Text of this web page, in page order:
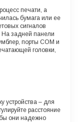
печати, а
бумага или ее
сигналов
На задней панели
порты СОМ и
головки,
устройства – для
расстояние
они надежно